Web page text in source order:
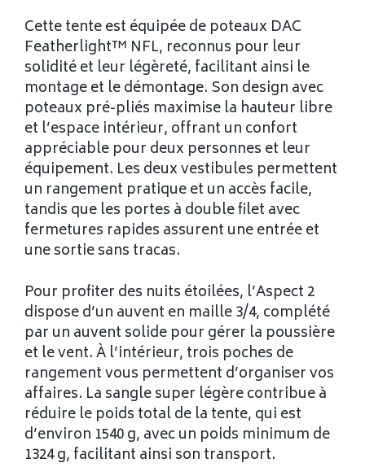
Cette tente est équipée de poteaux DAC
Featherlight™ NFL, reconnus pour leur
solidité et leur légèreté, facilitant ainsi le
montage et le démontage. Son design avec
poteaux pré-pliés maximise la hauteur libre
et l’espace intérieur, offrant un confort
appréciable pour deux personnes et leur
équipement. Les deux vestibules permettent
un rangement pratique et un accès facile,
tandis que les portes à double filet avec
fermetures rapides assurent une entrée et
une sortie sans tracas.
Pour profiter des nuits étoilées, l’Aspect 2
dispose d’un auvent en maille 3/4, complété
par un auvent solide pour gérer la poussière
et le vent. À l’intérieur, trois poches de
rangement vous permettent d’organiser vos
affaires. La sangle super légère contribue à
réduire le poids total de la tente, qui est
d’environ 1540 g, avec un poids minimum de
1324 g, facilitant ainsi son transport.